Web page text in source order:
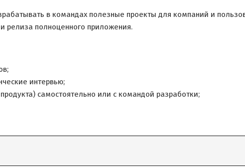
в командах полезные проекты для компаний и
релиза полноценного приложения.
интервью;
самостоятельно или с командой разработки;